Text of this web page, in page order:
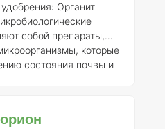
в раз
Органит
собой препараты,
которые
состояния почвы и
номером 173-19-